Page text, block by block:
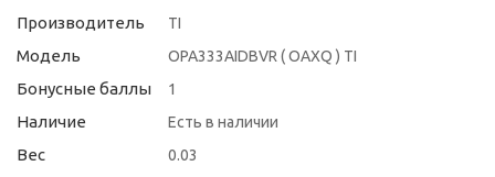
Производитель TI
Модель OPA333AIDBVR ( OAXQ ) TI
Бонусные баллы 1
Наличие Есть в наличии
Вес 0.03